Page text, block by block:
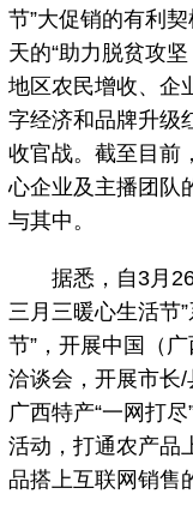
节”大促销的有利
天的“助力脱贫攻
地区农民增收、企
字经济和品牌升级
收官战。截至目前
心企业及主播团队
与其中。
据悉，自3月26
三月三暖心生活节
节”，开展中国（
洽谈会，开展市长
广西特产“一网打
活动，打通农产品
品搭上互联网销售